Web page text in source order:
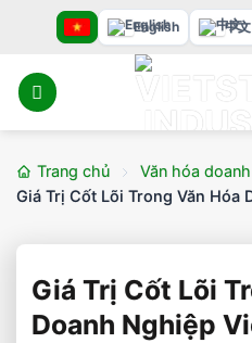
nội
dung
English 中文
Trang chủ
Văn hóa
Giá Trị Cốt Lõi Trong Văn Hóa
Giá Trị Cốt Lõi
Doanh Nghiệp